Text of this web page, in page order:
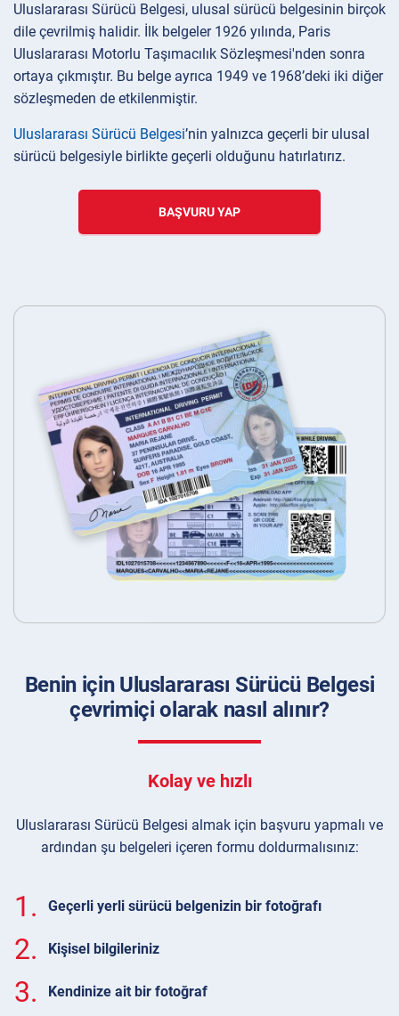
Uluslararası Sürücü Belgesi, ulusal sürücü belgesinin birçok
dile çevrilmiş halidir. İlk belgeler 1926 yılında, Paris
Uluslararası Motorlu Taşımacılık Sözleşmesi'nden sonra
ortaya çıkmıştır. Bu belge ayrıca 1949 ve 1968’deki iki diğer
sözleşmeden de etkilenmiştir.
Uluslararası Sürücü Belgesi’nin yalnızca geçerli bir ulusal
sürücü belgesiyle birlikte geçerli olduğunu hatırlatırız.
BAŞVURU YAP
Benin için Uluslararası Sürücü Belgesi
çevrimiçi olarak nasıl alınır?
Kolay ve hızlı
Uluslararası Sürücü Belgesi almak için başvuru yapmalı ve
ardından şu belgeleri içeren formu doldurmalısınız:
1. Geçerli yerli sürücü belgenizin bir fotoğrafı
2. Kişisel bilgileriniz
3. Kendinize ait bir fotoğraf